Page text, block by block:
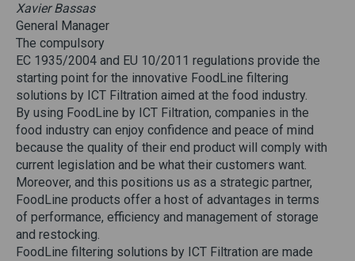
Xavier Bassas
General Manager
The compulsory
EC 1935/2004 and EU 10/2011 regulations provide the
starting point for the innovative FoodLine filtering
solutions by ICT Filtration aimed at the food industry.
By using FoodLine by ICT Filtration, companies in the
food industry can enjoy confidence and peace of mind
because the quality of their end product will comply with
current legislation and be what their customers want.
Moreover, and this positions us as a strategic partner,
FoodLine products offer a host of advantages in terms
of performance, efficiency and management of storage
and restocking.
FoodLine filtering solutions by ICT Filtration are made